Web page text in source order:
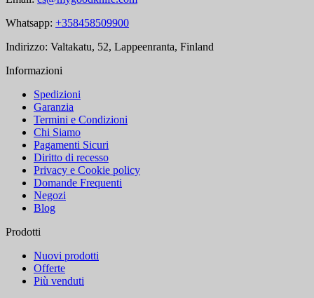
Whatsapp: +358458509900
Indirizzo: Valtakatu, 52, Lappeenranta, Finland
Informazioni
Spedizioni
Garanzia
Termini e Condizioni
Chi Siamo
Pagamenti Sicuri
Diritto di recesso
Privacy e Cookie policy
Domande Frequenti
Negozi
Blog
Prodotti
Nuovi prodotti
Offerte
Più venduti